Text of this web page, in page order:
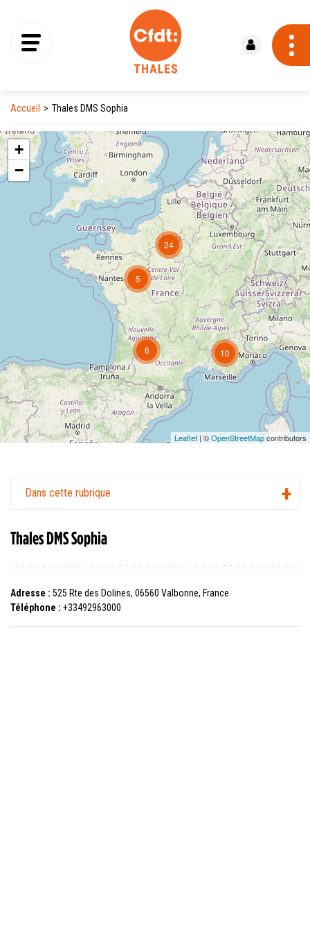
Accueil Thales DMS Sophia
5
24
10
6
+
−
Leaflet | ©OpenStreetMapcontributors
Dans cette rubrique
Thales DMS Sophia
Adresse : 525 Rte des Dolines, 06560 Valbonne, France
Téléphone : +33492963000